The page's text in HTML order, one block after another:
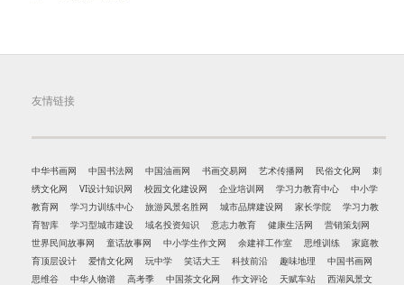
友情链接
中华书画网 中国书法网 中国油画网 书画交易网 艺术传播网 民俗文化网
刺
绣文化网
VI设计知识网 校园文化建设网 企业培训网 学习力教育中心
中小学
教育网
学习力训练中心 旅游风景名胜网 城市品牌建设网 家长学院
学习力教
育智库
学习型城市建设 域名投资知识 意志力教育 健康生活网
营销策划网
世界民间故事网
童话故事网 中小学生作文网 余建祥工作室 思维训练
家庭教
育顶层设计
爱情文化网 玩中学 笑话大王 科技前沿 趣味地理
中国书画网
思维谷
中华人物谱 高考季 中国茶文化网 作文评论 天赋车站 西湖风景文